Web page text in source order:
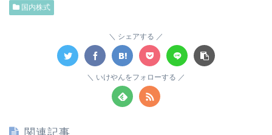
国内株式
シェアする
いけやんをフォローする
関連記事